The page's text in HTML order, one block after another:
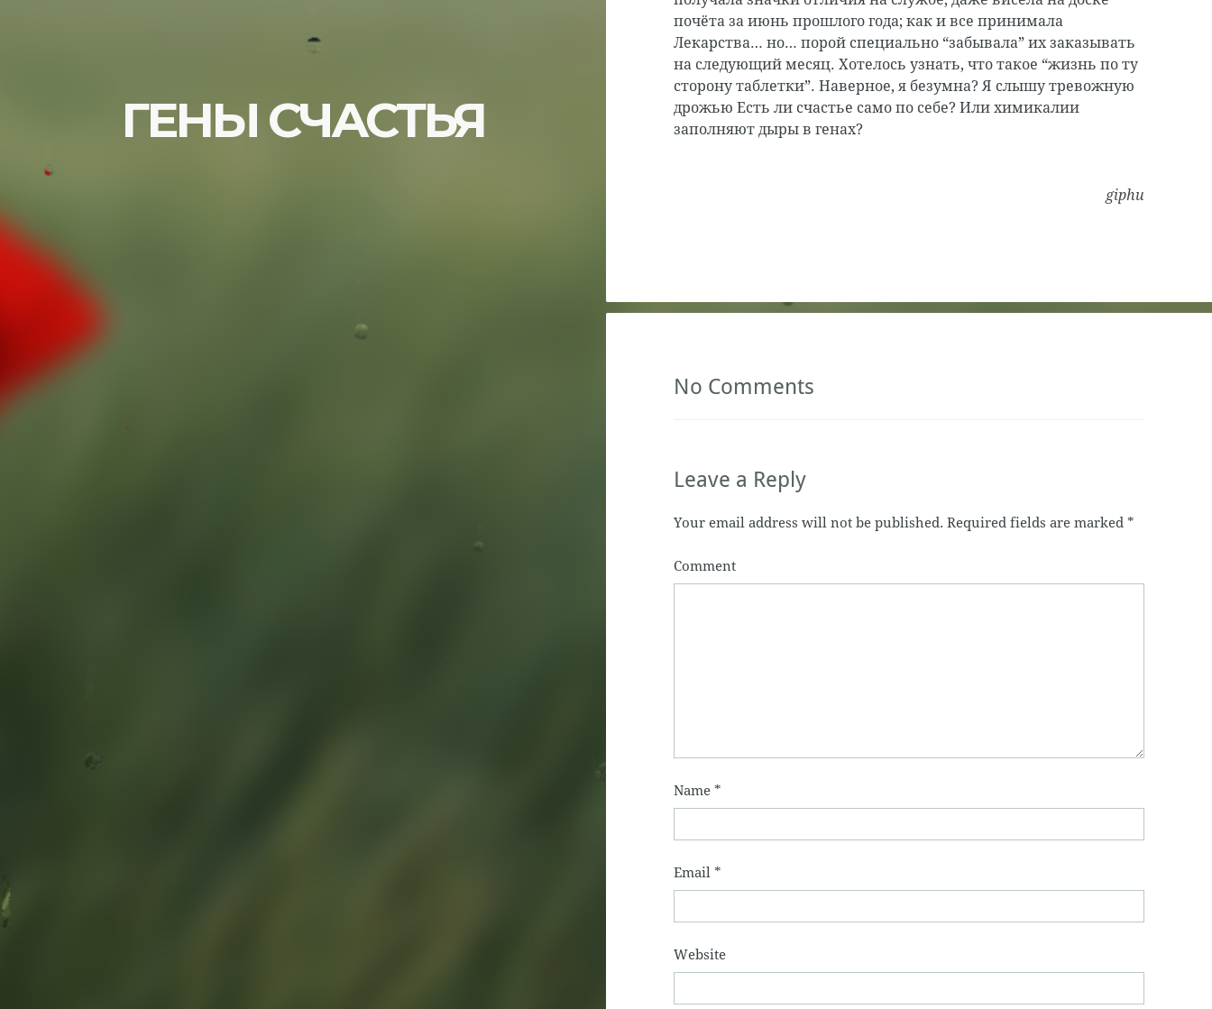
ГЕНЫ СЧАСТЬЯ
почёта за июнь прошлого года; как и все принимала
Лекарства… но… порой специально “забывала” их заказывать
на следующий месяц. Хотелось узнать, что такое “жизнь по ту
сторону таблетки”. Наверное, я безумна? Я слышу тревожную
дрожью Есть ли счастье само по себе? Или химикалии
заполняют дыры в генах?
giphu
No Comments
Leave a Reply
Your email address will not be published. Required fields are marked *
Comment
Name *
Email *
Website